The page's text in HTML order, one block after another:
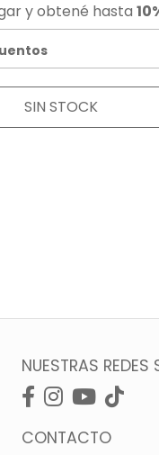
y obtené hasta
SIN STOCK
NUESTRAS REDES
CONTACTO